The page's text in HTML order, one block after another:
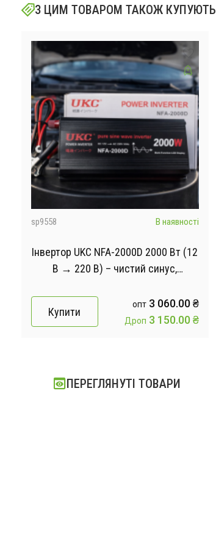
З ЦИМ ТОВАРОМ ТАКОЖ КУПУЮТЬ
sp9558 В наявності
Інвертор UKC NFA-2000D 2000 Вт (12
В → 220 В) – чистий синус,
напруги
Купити
опт3 060.00 ₴
Дроп 3 150.00 ₴
ПЕРЕГЛЯНУТІ ТОВАРИ